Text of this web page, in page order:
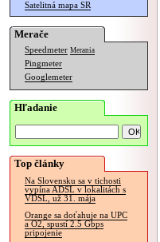
Satelitná mapa SR
Merače
Speedmeter Merania
Pingmeter
Googlemeter
Hľadanie
Top články
Na Slovensku sa v tichosti
vypína ADSL v lokalitách s
VDSL, už 31. mája
Orange sa doťahuje na UPC
a O2, spustí 2.5 Gbps
pripojenie